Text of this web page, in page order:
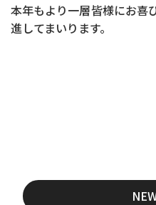
本年もより一層皆様にお喜
進してまいります。